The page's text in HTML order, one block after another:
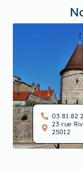
03 81 82
23 rue
25012